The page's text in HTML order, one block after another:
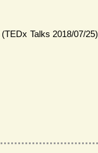
(TEDx Talks 2018/07/25)